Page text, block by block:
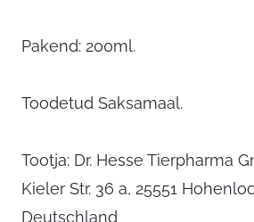
Pakend: 200ml.
Toodetud Saksamaal.
Tootja: Dr. Hesse Tierpharma
Kieler Str. 36 a, 25551
Deutschland